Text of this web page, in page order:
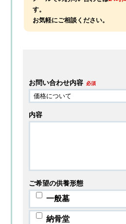
す。
お気軽にご相談ください。
お問い合わせ内容 必須
内容
ご希望の供養形態
一般墓
納骨堂